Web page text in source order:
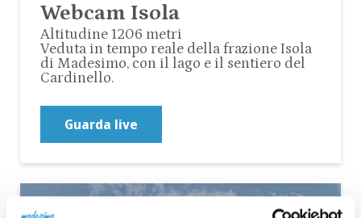
Webcam Isola
Altitudine 1206 metri
Veduta in tempo reale della frazione Isola
di Madesimo, con il lago e il sentiero del
Cardinello.
Guarda live